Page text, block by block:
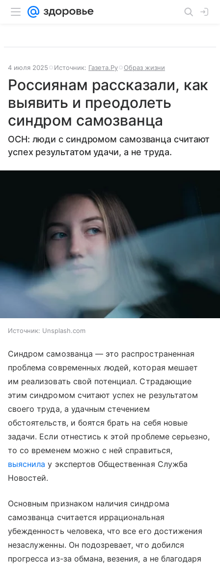
4 июля 2025 Источник: Газета.Ру Образ жизни
Россиянам рассказали, как
выявить и преодолеть
синдром самозванца
ОСН: люди с синдромом самозванца считают
успех результатом удачи, а не труда.
Источник: Unsplash.com
Синдром самозванца — это распространенная
проблема современных людей, которая мешает
им реализовать свой потенциал. Страдающие
этим синдромом считают успех не результатом
своего труда, а удачным стечением
обстоятельств, и боятся брать на себя новые
задачи. Если отнестись к этой проблеме серьезно,
то со временем можно с ней справиться,
выяснила у экспертов Общественная Служба
Новостей.
Основным признаком наличия синдрома
самозванца считается иррациональная
убежденность человека, что все его достижения
незаслуженны. Он подозревает, что добился
прогресса из-за обмана, везения, а не благодаря